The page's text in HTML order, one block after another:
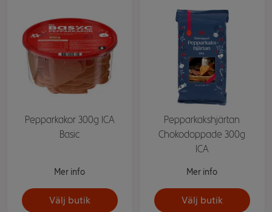
Pepparkakor 300g ICA
Basic
Mer info
Välj butik
Pepparkakshjärtan
Chokodoppade 300g
ICA
Mer info
Välj butik